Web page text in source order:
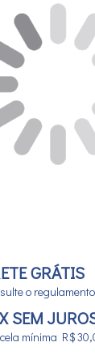
GRÁTIS
o regulamento
SEM
mínima R$